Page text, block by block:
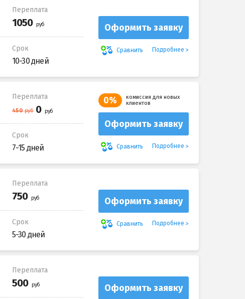
Переплата
Срок
10-30 дней
Оформить заявку
Сравнить Подробнее
Переплата
Срок
7-15 дней
0%
комиссия для новых
клиентов
Оформить заявку
Сравнить Подробнее
Переплата
Срок
5-30 дней
Оформить заявку
Сравнить Подробнее
Переплата
Оформить заявку